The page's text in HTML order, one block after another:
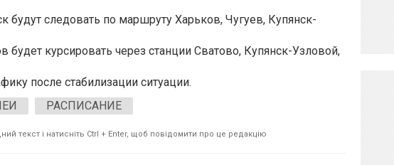
следовать по маршруту Харьков, Чугуев, Купянск-
курсировать через станции Сватово, Купянск-Узловой,
после стабилизации ситуации.
РАСПИСАНИЕ
текст і натисніть Ctrl + Enter, щоб повідомити про це редакцію